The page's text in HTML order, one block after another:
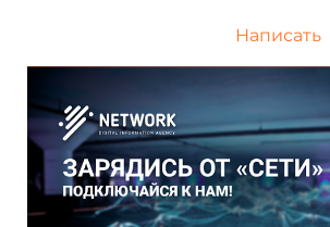
Написать